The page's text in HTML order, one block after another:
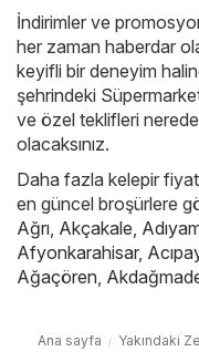
İndirimler ve
her zaman haberdar
keyifli bir deneyim
şehrindeki
ve özel teklifleri nerede
olacaksınız.
Daha fazla kelepir
en güncel broşürlere
Ağrı, Akçakale,
Afyonkarahisar,
Ağaçören,
Ana sayfa Yakındaki